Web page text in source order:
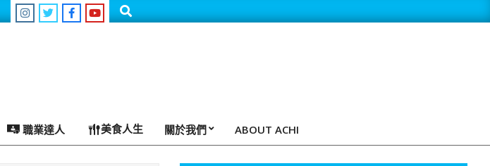
Search
職業達人 美食人生 關於我們 ABOUT ACHI